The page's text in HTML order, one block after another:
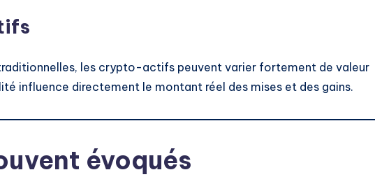
les crypto-actifs peuvent varier fortement de valeur
influence directement le montant réel des mises et des gains.
évoqués